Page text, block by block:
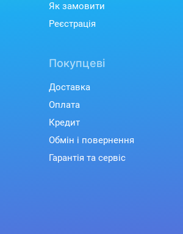
Як замовити
Реєстрація
Покупцеві
Доставка
Оплата
Кредит
Обмін і повернення
Гарантія та сервіс